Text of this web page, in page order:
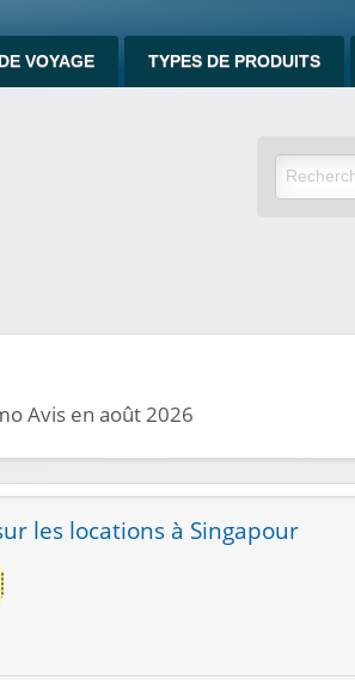
VOYAGE TYPES DE PRODUITS
Avis en août 2026
les locations à Singapour